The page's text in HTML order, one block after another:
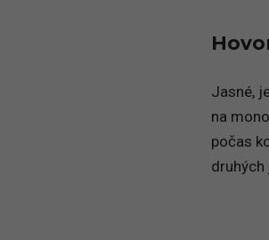
Jasné,
na
počas
druhých